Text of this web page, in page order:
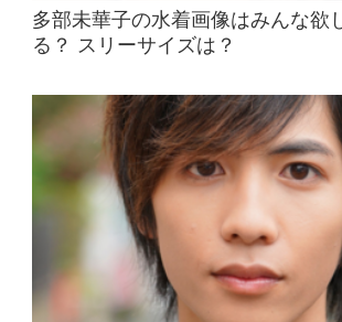
多部未華子の水着画像はみんな欲
る？ スリーサイズは？